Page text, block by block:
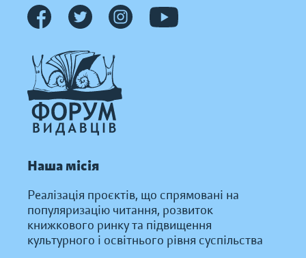
Наша місія
Реалізація проєктів, що спрямовані на
популяризацію читання, розвиток
книжкового ринку та підвищення
культурного і освітнього рівня суспільства